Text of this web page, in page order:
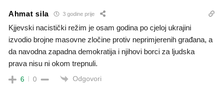
Ahmat sila 3 godine prije
Kjjevski nacistički režim je osam godina po cjeloj ukrajini
izvodio brojne masovne zločine protiv neprimjerenih građana, a
da navodna zapadna demokratija i njihovi borci za ljudska
prava nisu ni okom trepnuli.
6 0 Odgovori